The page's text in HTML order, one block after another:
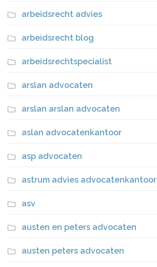
arbeidsrecht advies
arbeidsrecht blog
arbeidsrechtspecialist
arslan advocaten
arslan arslan advocaten
aslan advocatenkantoor
asp advocaten
astrum advies advocatenkantoor
asv
austen en peters advocaten
austen peters advocaten